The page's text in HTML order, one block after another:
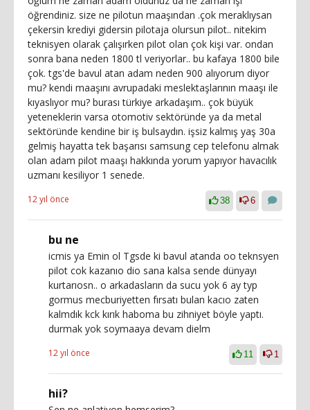
öğrendiniz. size ne pilotun maaşından .çok meraklıysan
çekersin krediyi gidersin pilotaja olursun pilot.. nitekim
teknisyen olarak çalışırken pilot olan çok kişi var. ondan
sonra bana neden 1800 tl veriyorlar.. bu kafaya 1800 bile
çok. tgs'de bavul atan adam neden 900 alıyorum diyor
mu? kendi maaşını avrupadaki meslektaşlarının maaşı ile
kıyaslıyor mu? burası türkiye arkadaşım.. çok büyük
yeteneklerin varsa otomotiv sektöründe ya da metal
sektöründe kendine bir iş bulsaydın. işsiz kalmış yaş 30a
gelmiş hayatta tek başarısı samsung cep telefonu almak
olan adam pilot maaşı hakkında yorum yapıyor havacılık
uzmanı kesiliyor 1 senede.
12 yıl önce 38 6
bu ne
icmis ya Emin ol Tgsde ki bavul atanda oo teknsyen
pilot cok kazanıo dio sana kalsa sende dünyayı
kurtarıosn.. o arkadasların da sucu yok 6 ay typ
gormus mecburiyetten fırsatı bulan kacıo zaten
kalmdık kck kırık haboma bu zihniyet böyle yaptı.
durmak yok soymaaya devam dielm
12 yıl önce 11 1
hii?